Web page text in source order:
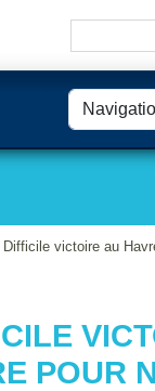
victoire au
POUR
cookies